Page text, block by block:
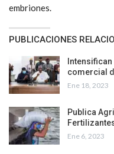
embriones.
PUBLICACIONES
comercial
Ene 18, 2023
Publica
Ene 6, 2023